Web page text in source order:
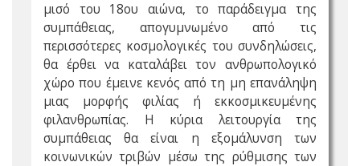
μισό του 18ου αιώνα, το παράδειγμα της
συμπάθειας, απογυμνωμένο από τις
περισσότερες κοσμολογικές του συνδηλώσεις,
θα έρθει να καταλάβει τον ανθρωπολογικό
χώρο που έμεινε κενός από τη μη επανάληψη
μιας μορφής φιλίας ή εκκοσμικευμένης
φιλανθρωπίας. Η κύρια λειτουργία της
συμπάθειας θα είναι η εξομάλυνση των
κοινωνικών τριβών μέσω της ρύθμισης των